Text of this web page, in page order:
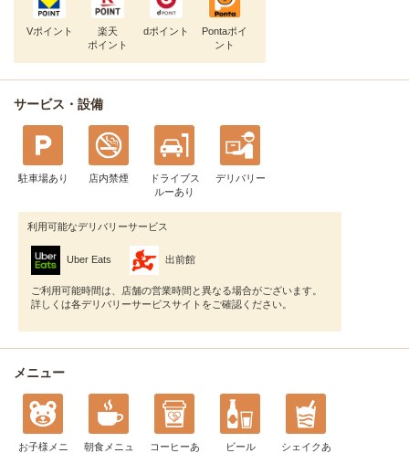
Vポイント
楽天
ポイント
dポイント
Pontaポイ
ント
サービス・設備
駐車場あり 店内禁煙
ドライブス
ルーあり
デリバリー
利用可能なデリバリーサービス
Uber Eats 出前館
ご利用可能時間は、店舗の営業時間と異なる場合がございます。
詳しくは各デリバリーサービスサイトをご確認ください。
メニュー
お子様メニ
朝食メニュ
コーヒーあ
ビール
シェイク あ